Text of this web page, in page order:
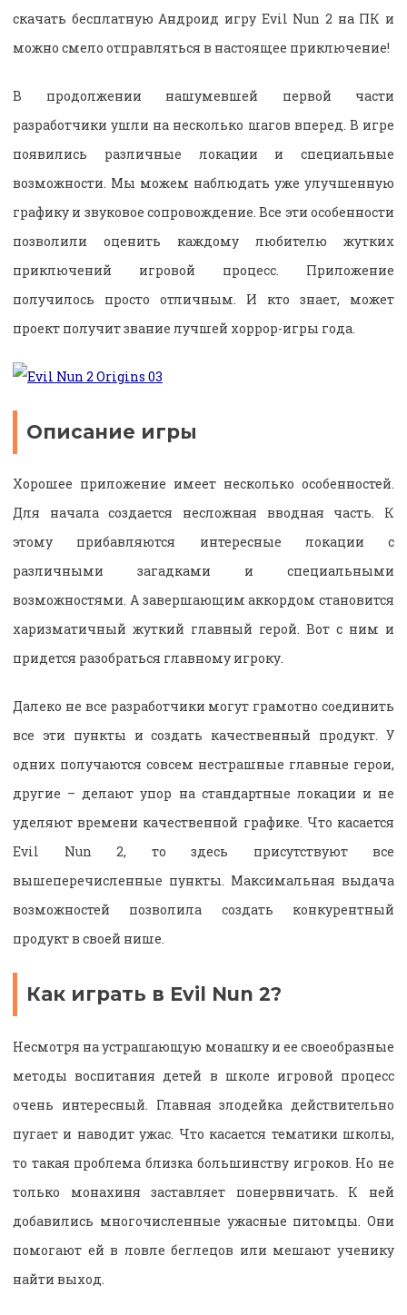
скачать бесплатную Андроид игру Evil Nun 2 на ПК и
можно смело отправляться в настоящее приключение!
В продолжении нашумевшей первой части
разработчики ушли на несколько шагов вперед. В игре
появились различные локации и специальные
возможности. Мы можем наблюдать уже улучшенную
графику и звуковое сопровождение. Все эти особенности
позволили оценить каждому любителю жутких
приключений игровой процесс. Приложение
получилось просто отличным. И кто знает, может
проект получит звание лучшей хоррор-игры года.
Описание игры
Хорошее приложение имеет несколько особенностей.
Для начала создается несложная вводная часть. К
этому прибавляются интересные локации с
различными загадками и специальными
возможностями. А завершающим аккордом становится
харизматичный жуткий главный герой. Вот с ним и
придется разобраться главному игроку.
Далеко не все разработчики могут грамотно соединить
все эти пункты и создать качественный продукт. У
одних получаются совсем нестрашные главные герои,
другие – делают упор на стандартные локации и не
уделяют времени качественной графике. Что касается
Evil Nun 2, то здесь присутствуют все
вышеперечисленные пункты. Максимальная выдача
возможностей позволила создать конкурентный
продукт в своей нише.
Как играть в Evil Nun 2?
Несмотря на устрашающую монашку и ее своеобразные
методы воспитания детей в школе игровой процесс
очень интересный. Главная злодейка действительно
пугает и наводит ужас. Что касается тематики школы,
то такая проблема близка большинству игроков. Но не
только монахиня заставляет понервничать. К ней
добавились многочисленные ужасные питомцы. Они
помогают ей в ловле беглецов или мешают ученику
найти выход.